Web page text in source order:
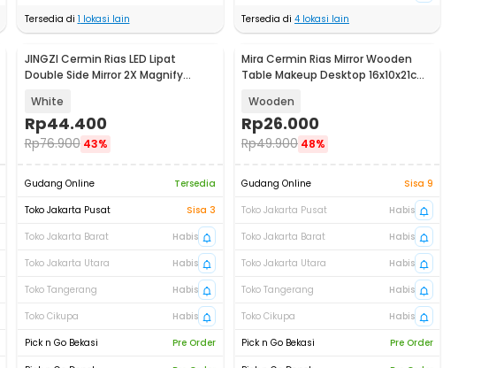
Tersedia di 1 lokasi lain
Tersedia di 4 lokasi lain
JINGZI Cermin Rias LED Lipat
Double Side Mirror 2X Magnify
White
Rp44.400
Rp76.900 43%
Gudang Online
Tersedia
Toko Jakarta Pusat
Sisa 3
Toko Jakarta Barat
Habis
Toko Jakarta Utara
Habis
Toko Tangerang
Habis
Toko Cikupa
Habis
Pick n Go Bekasi
Pre Order
Mira Cermin Rias Mirror Wooden
Table Makeup Desktop 16x10x21cm
Wooden
Rp26.000
Rp49.900 48%
Gudang Online
Sisa 9
Toko Jakarta Pusat
Habis
Toko Jakarta Barat
Habis
Toko Jakarta Utara
Habis
Toko Tangerang
Habis
Toko Cikupa
Habis
Pick n Go Bekasi
Pre Order